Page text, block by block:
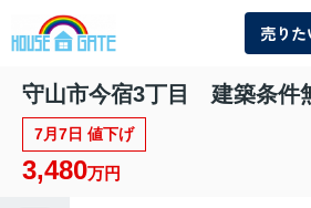
売りた
守山市今宿3丁目 建築条件
7月7日 値下げ
3,480万円